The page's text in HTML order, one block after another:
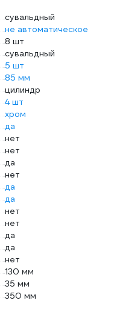
сувальдный
не автоматическое
8 шт
сувальдный
5 шт
85 мм
цилиндр
4 шт
хром
да
нет
нет
да
нет
да
да
нет
нет
да
да
нет
130 мм
35 мм
350 мм